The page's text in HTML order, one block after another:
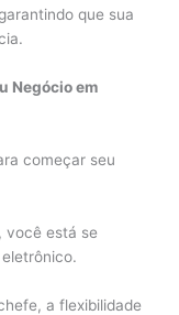
que sua
Negócio em
começar seu
você está se
a flexibilidade